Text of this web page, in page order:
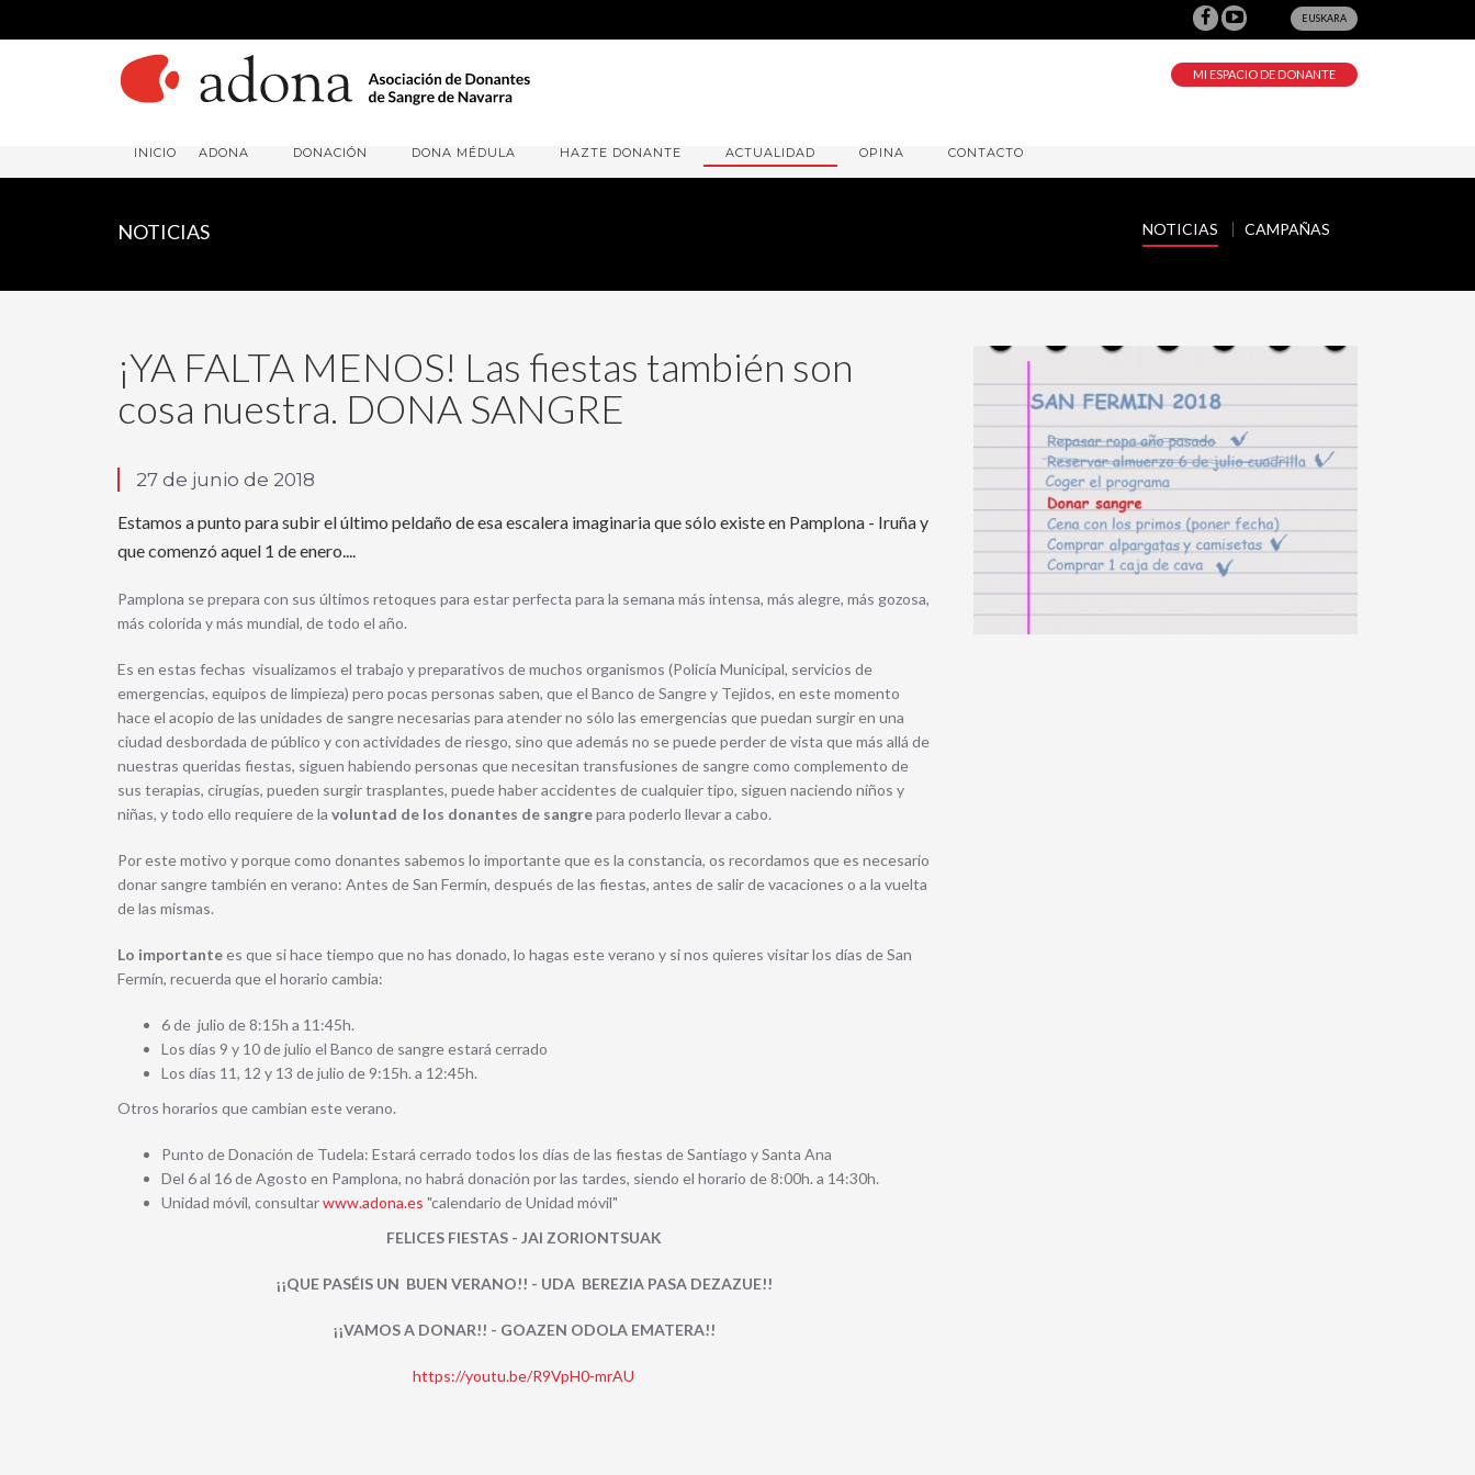
EUSKARA
MI ESPACIO DE DONANTE
INICIO ADONA DONACIÓN DONA MÉDULA HAZTE DONANTE ACTUALIDAD OPINA CONTACTO
NOTICIAS NOTICIAS CAMPAÑAS
¡YA FALTA MENOS! Las fiestas también son
cosa nuestra. DONA SANGRE
27 de junio de 2018
Estamos a punto para subir el último peldaño de esa escalera imaginaria que sólo existe en Pamplona - Iruña y
que comenzó aquel 1 de enero....
Pamplona se prepara con sus últimos retoques para estar perfecta para la semana más intensa, más alegre, más gozosa,
más colorida y más mundial, de todo el año.
Es en estas fechas visualizamos el trabajo y preparativos de muchos organismos (Policía Municipal, servicios de
emergencias, equipos de limpieza) pero pocas personas saben, que el Banco de Sangre y Tejidos, en este momento
hace el acopio de las unidades de sangre necesarias para atender no sólo las emergencias que puedan surgir en una
ciudad desbordada de público y con actividades de riesgo, sino que además no se puede perder de vista que más allá de
nuestras queridas fiestas, siguen habiendo personas que necesitan transfusiones de sangre como complemento de
sus terapias, cirugías, pueden surgir trasplantes, puede haber accidentes de cualquier tipo, siguen naciendo niños y
niñas, y todo ello requiere de la voluntad de los donantes de sangrepara poderlo llevar a cabo.
Por este motivo y porque como donantes sabemos lo importante que es la constancia, os recordamos que es necesario
donar sangre también en verano: Antes de San Fermín, después de las fiestas, antes de salir de vacaciones o a la vuelta
de las mismas.
Lo importantees que si hace tiempo que no has donado, lo hagas este verano y si nos quieres visitar los días de San
Fermín, recuerda que el horario cambia:
6 de julio de 8:15h a 11:45h.
Los días 9 y 10 de julio el Banco de sangre estará cerrado
Los días 11, 12 y 13 de julio de 9:15h. a 12:45h.
Otros horarios que cambian este verano.
Punto de Donación de Tudela: Estará cerrado todos los días de las fiestas de Santiago y Santa Ana
Del 6 al 16 de Agosto en Pamplona, no habrá donación por las tardes, siendo el horario de 8:00h. a 14:30h.
Unidad móvil, consultarwww.adona.es "calendario de Unidad móvil"
FELICES FIESTAS - JAI ZORIONTSUAK
¡¡QUE PASÉIS UN BUEN VERANO!! - UDA BEREZIA PASA DEZAZUE!!
¡¡VAMOS A DONAR!! - GOAZEN ODOLA EMATERA!!
https://youtu.be/R9VpH0-mrAU